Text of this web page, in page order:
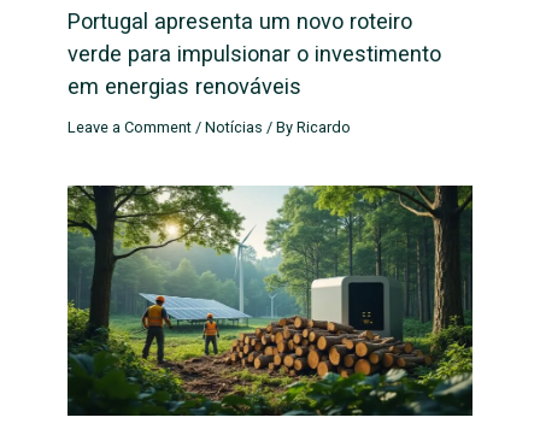
Portugal apresenta um novo roteiro
verde para impulsionar o investimento
em energias renováveis
Leave a Comment /Notícias / ByRicardo